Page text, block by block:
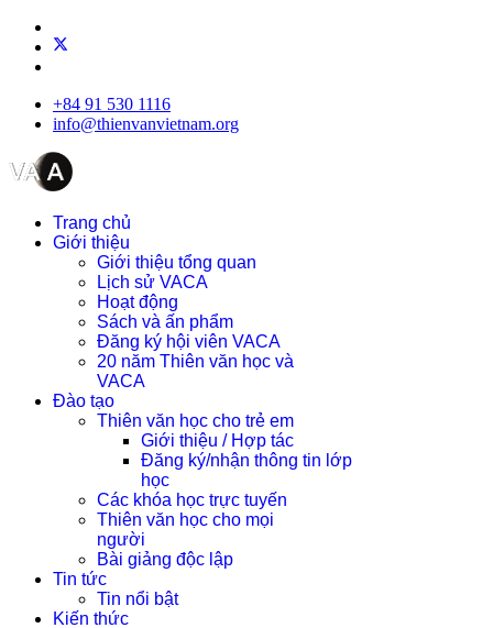
+84 91 530 1116
info@thienvanvietnam.org
Trang chủ
Giới thiệu
Giới thiệu tổng quan
Lịch sử VACA
Hoạt động
Sách và ấn phẩm
Đăng ký hội viên VACA
20 năm Thiên văn học và
VACA
Đào tạo
Thiên văn học cho trẻ em
Giới thiệu / Hợp tác
Đăng ký/nhận thông tin lớp
học
Các khóa học trực tuyến
Thiên văn học cho mọi
người
Bài giảng độc lập
Tin tức
Tin nổi bật
Kiến thức